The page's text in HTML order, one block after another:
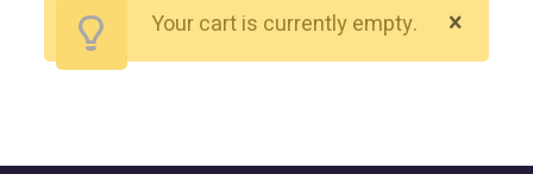
Your cart is currently empty.